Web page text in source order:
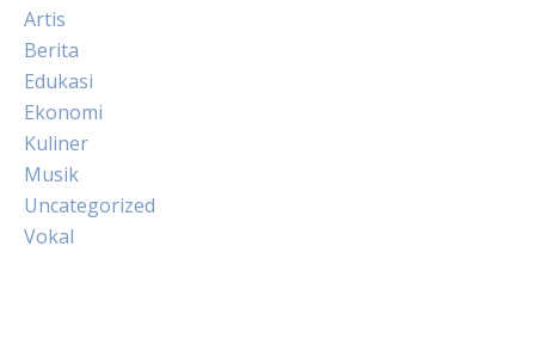
Artis
Berita
Edukasi
Ekonomi
Kuliner
Musik
Uncategorized
Vokal